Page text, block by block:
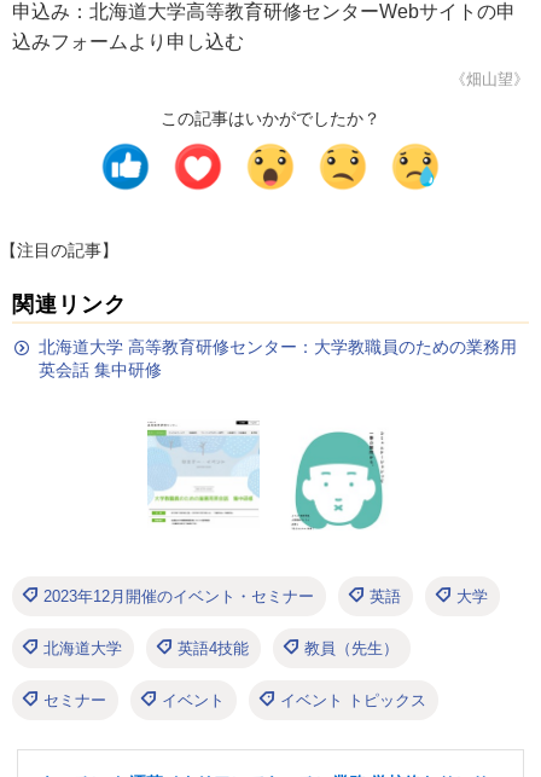
申込み：北海道大学高等教育研修センターWebサイトの申
込みフォームより申し込む
《畑山望》
この記事はいかがでしたか？
【注目の記事】
関連リンク
北海道大学 高等教育研修センター：大学教職員のための業務用
英会話 集中研修
2023年12月開催のイベント・セミナー 英語 大学
北海道大学 英語4技能 教員（先生）
セミナー イベント イベント トピックス